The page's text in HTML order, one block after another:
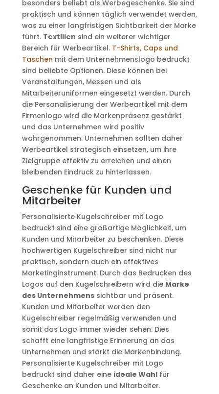
besonders beliebt als Werbegeschenke. Sie sind
praktisch und können täglich verwendet werden,
was zu einer langfristigen Sichtbarkeit der Marke
führt. Textilien sind ein weiterer wichtiger
Bereich für Werbeartikel. T-Shirts, Caps und
Taschen mit dem Unternehmenslogo bedruckt
sind beliebte Optionen. Diese können bei
Veranstaltungen, Messen und als
Mitarbeiteruniformen eingesetzt werden. Durch
die Personalisierung der Werbeartikel mit dem
Firmenlogo wird die Markenpräsenz gestärkt
und das Unternehmen wird positiv
wahrgenommen. Unternehmen sollten daher
Werbeartikel strategisch einsetzen, um ihre
Zielgruppe effektiv zu erreichen und einen
bleibenden Eindruck zu hinterlassen.
Geschenke für Kunden und
Mitarbeiter
Personalisierte Kugelschreiber mit Logo
bedruckt sind eine großartige Möglichkeit, um
Kunden und Mitarbeiter zu beschenken. Diese
hochwertigen Kugelschreiber sind nicht nur
praktisch, sondern auch ein effektives
Marketinginstrument. Durch das Bedrucken des
Logos auf den Kugelschreibern wird die Marke
des Unternehmenssichtbar und präsent.
Kunden und Mitarbeiter werden den
Kugelschreiber regelmäßig verwenden und
somit das Logo immer wieder sehen. Dies
schafft eine langfristige Erinnerung an das
Unternehmen und stärkt die Markenbindung.
Personalisierte Kugelschreiber mit Logo
bedruckt sind daher eine ideale Wahlfür
Geschenke an Kunden und Mitarbeiter.